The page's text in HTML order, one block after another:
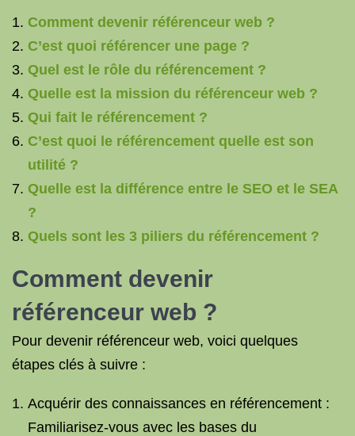
Comment devenir référenceur web ?
C’est quoi référencer une page ?
Quel est le rôle du référencement ?
Quelle est la mission du référenceur web ?
Qui fait le référencement ?
C’est quoi le référencement quelle est son
utilité ?
Quelle est la différence entre le SEO et le SEA
?
Quels sont les 3 piliers du référencement ?
Comment devenir
référenceur web ?
Pour devenir référenceur web, voici quelques
étapes clés à suivre :
Acquérir des connaissances en référencement :
Familiarisez-vous avec les bases du